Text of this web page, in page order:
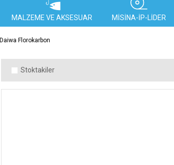
MALZEME VE AKSESUAR MİSİNA-İP-LİDER
Daiwa Florokarbon
Stoktakiler